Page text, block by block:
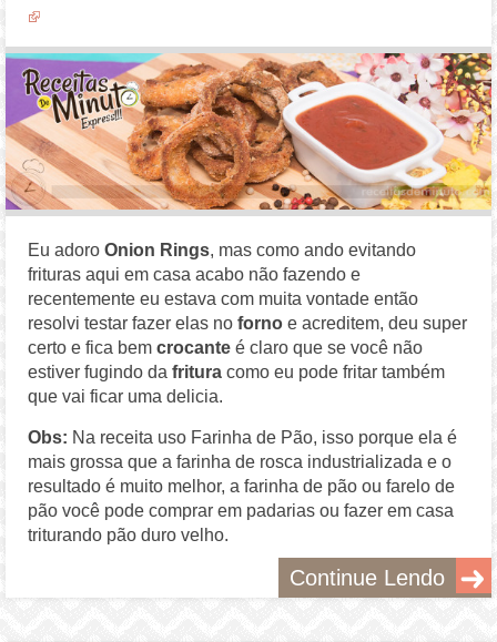
Eu adoroOnion Rings, mas como ando evitando
frituras aqui em casa acabo não fazendo e
recentemente eu estava com muita vontade então
resolvi testar fazer elas noforno e acreditem, deu super
certo e fica bem crocante é claro que se você não
estiver fugindo dafritura como eu pode fritar também
que vai ficar uma delicia.
Obs: Na receita uso Farinha de Pão, isso porque ela é
mais grossa que a farinha de rosca industrializada e o
resultado é muito melhor, a farinha de pão ou farelo de
pão você pode comprar em padarias ou fazer em casa
triturando pão duro velho.
Continue Lendo